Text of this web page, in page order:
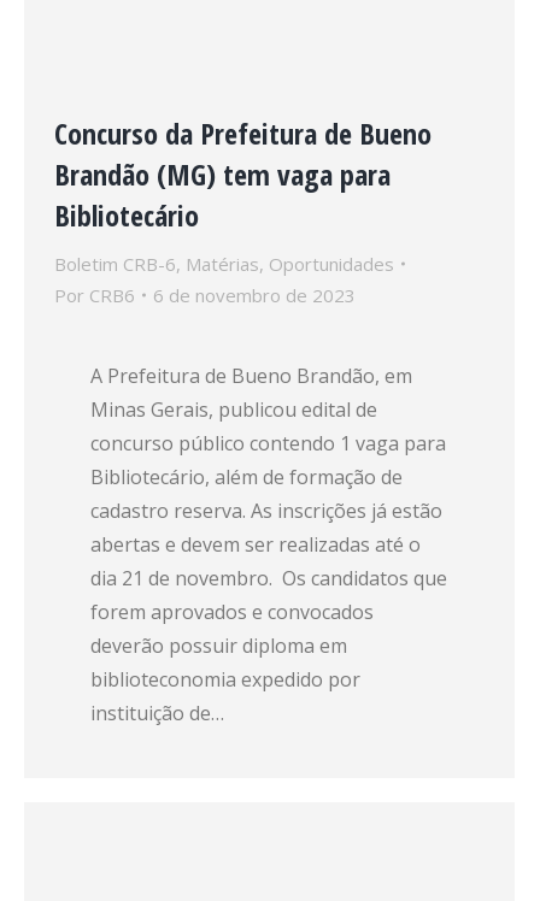
Concurso da Prefeitura de Bueno
Brandão (MG) tem vaga para
Bibliotecário
Boletim CRB-6, Matérias, Oportunidades
Por CRB6 6 de novembro de 2023
A Prefeitura de Bueno Brandão, em
Minas Gerais, publicou edital de
concurso público contendo 1 vaga para
Bibliotecário, além de formação de
cadastro reserva. As inscrições já estão
abertas e devem ser realizadas até o
dia 21 de novembro. Os candidatos que
forem aprovados e convocados
deverão possuir diploma em
biblioteconomia expedido por
instituição de…